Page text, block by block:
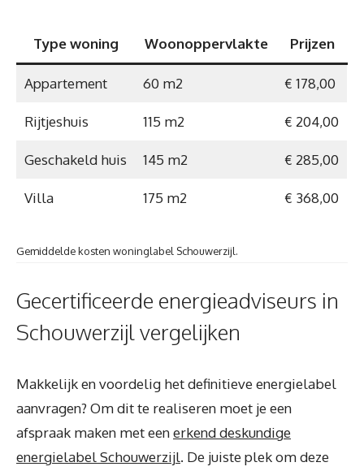
Type woning Woonoppervlakte Prijzen
Appartement 60 m2 € 178,00
Rijtjeshuis 115 m2 € 204,00
Geschakeld huis 145 m2 € 285,00
Villa 175 m2 € 368,00
Gemiddelde kosten woninglabel Schouwerzijl.
Gecertificeerde energieadviseurs in
Schouwerzijl vergelijken
Makkelijk en voordelig het definitieve energielabel
aanvragen? Om dit te realiseren moet je een
afspraak maken met eenerkend deskundige
energielabel Schouwerzijl. De juiste plek om deze